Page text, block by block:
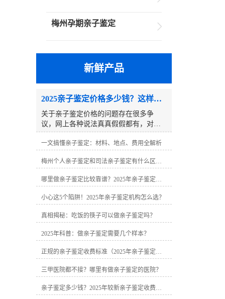
梅州孕期亲子鉴定
新鲜产品
2025亲子鉴定价格多少钱？这样选省一半钱
关于亲子鉴定价格的问题存在很多争
议，网上各种说法真真假假都有，对于
第一次接触亲子鉴定的当事人来说很难
分辨，到底做一个亲子鉴定需要多少
个固定数字，因为具体的亲子鉴定价格
往往因地区、鉴定类型、样本数量、鉴
定样本、附加服务等因素而异。2025亲
子鉴定价格多少钱？这样选省一半
钱 一、不同类型亲子鉴定价格区间
（2025年正规机构指导价）�� 司法亲
子鉴定• 父子二联体：2400-2800元（含
法律效力）• 父母子三联体：3000-3900
常规样本：2000-3000元（可匿名）• 特
殊样本：+300-500元（烟头/牙刷等）
�� 无创胎儿鉴定• 基础版：3500元（5-
7工作日）• 上门采样：+300-800元（视
距离远近）二、亲子鉴定价格差异关键
一文搞懂亲子鉴定：材料、地点、费用全解析
梅州个人亲子鉴定和司法亲子鉴定有什么区别？
哪里做亲子鉴定比较靠谱？2025年亲子鉴定机构指南
小心这5个陷阱！2025年亲子鉴定机构怎么选？
真相揭秘：吃饭的筷子可以做亲子鉴定吗？
2025年科普：做亲子鉴定需要几个样本？
正规的亲子鉴定收费标准（2025年亲子鉴定费用明细）
三甲医院都不接？哪里有做亲子鉴定的医院？
亲子鉴定多少钱？2025年较新亲子鉴定收费标准曝光